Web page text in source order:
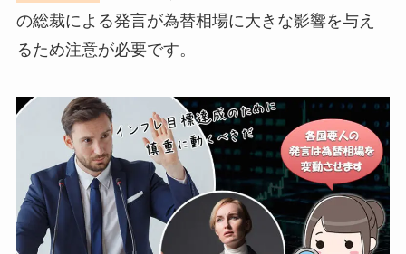
の総裁による発言が為替相場に大きな影響を与え
るため注意が必要です。